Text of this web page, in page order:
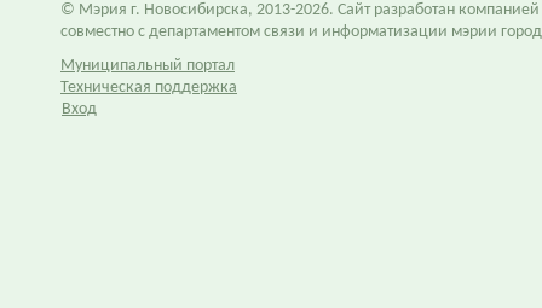
© Мэрия г. Новосибирска, 2013-2026. Сайт разработан компанией
совместно с департаментом связи и информатизации мэрии
Муниципальный портал
Техническая поддержка
Вход